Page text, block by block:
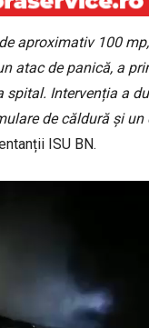
aproximativ 100
atac de panică, a
Intervenția a
de căldură și
ISU BN.